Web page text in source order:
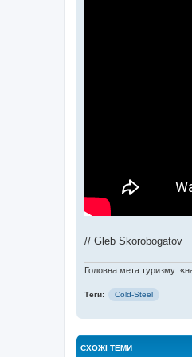
// Gleb Skorobogatov
Головна мета туризму:
Теги: Cold-Steel
СХОЖІ ТЕМИ